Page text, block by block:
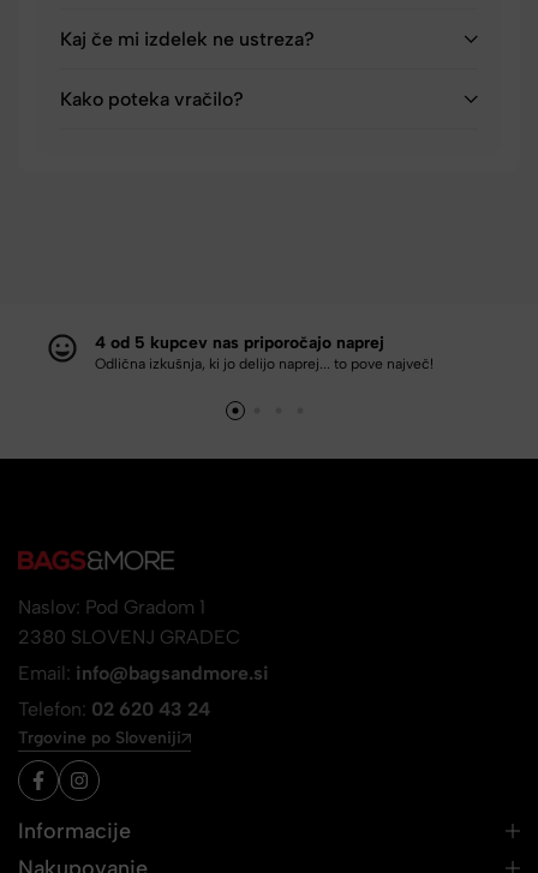
Kaj če mi izdelek ne ustreza?
Kako poteka vračilo?
4 od 5 kupcev nas priporočajo naprej
Odlična izkušnja, ki jo delijo naprej... to pove največ!
Naslov: Pod Gradom 1
2380 SLOVENJ GRADEC
Email: info@bagsandmore.si
Telefon: 02 620 43 24
Trgovine po Sloveniji
Informacije